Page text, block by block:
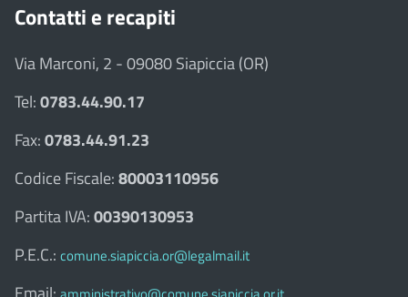
Contatti e recapiti
Via Marconi, 2 - 09080 Siapiccia (OR)
Tel:0783.44.90.17
Fax:0783.44.91.23
Codice Fiscale:80003110956
Partita IVA:00390130953
P.E.C.: comune.siapiccia.or@legalmail.it